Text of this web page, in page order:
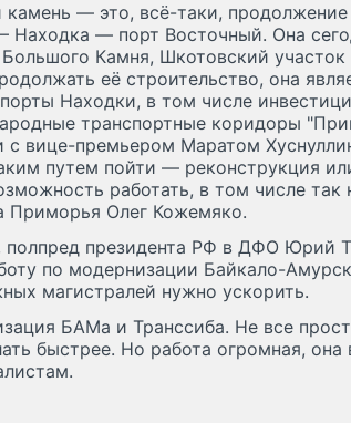
камень — это, всё-таки,
Находка — порт Восточный. Она
Камня, Шкотовский
её строительство, она
Находки, в том числе
транспортные коридоры
с вице-премьером Маратом
путем пойти — реконструкция
работать, в том числе
Приморья Олег Кожемяко.
полпред президента РФ в ДФО Юрий
по модернизации Байкало-
магистралей нужно ускорить.
БАМа и Транссиба. Не все
быстрее. Но работа огромная, она